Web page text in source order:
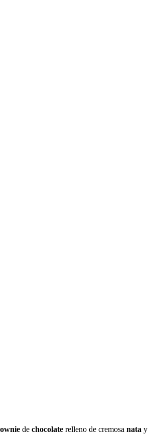
de chocolate relleno de cremosa nata y